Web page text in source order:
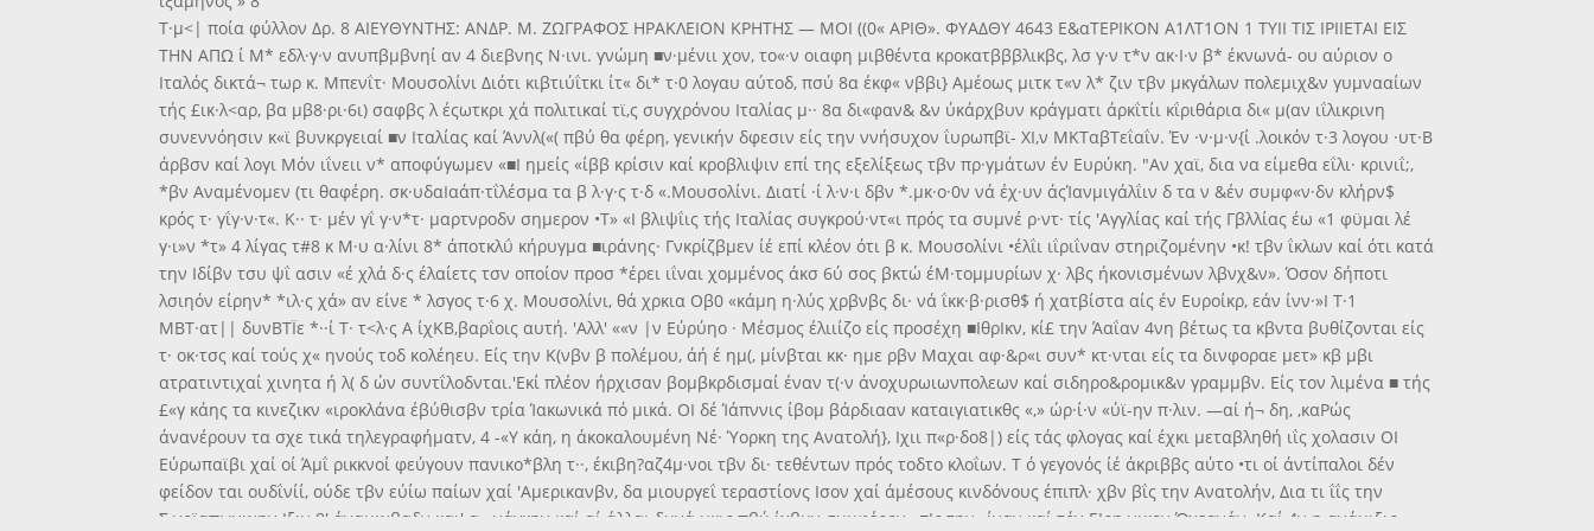
Τ·μ<| ποία φύλλον Δρ. 8 ΑΙΕΥΘΥΝΤΗΣ: ΑΝΔΡ. Μ. ΖΩΓΡΑΦΟΣ ΗΡΑΚΛΕΙΟΝ ΚΡΗΤΗΣ — ΜΟΙ ((0« ΑΡΙΘ». ΦΥΑΔΘΥ 4643 Ε&αΤΕΡΙΚΟΝ Α1ΛΤ1ΟΝ 1 ΤΥΙΙ ΤΙΣ ΙΡΙΙΕΤΑΙ ΕΙΣ
ΤΗΝ ΑΠΩ ί Μ* εδλ·γ·ν ανυπβμβνηί αν 4 διεβνης Ν·ινι. γνώμη ■ν·μένιι χον, το«·ν οιαφη μιβθέντα κροκατβββλικβς, λσ γ·ν τ*ν ακ·Ι·ν β* έκνωνά- ου αύριον ο
Ιταλός δικτά¬ τωρ κ. Μπενΐτ· Μουσολίνι Διότι κιβτιύΐτκι ίτ« δι* τ·0 λογαυ αύτοδ, πσύ 8α έκφ« νββι} Αμέοως μιτκ τ«ν λ* ζιν τβν μκγάλων πολεμιχ&ν γυμνααίων
τής £ικ·λ<αρ, βα μβ8·ρι·6ι) σαφβς λ έςωτκρι χά πολιτικαί τϊ,ς συγχρόνου Ιταλίας μ·· 8α δι«φαν& &ν ύκάρχβυν κράγματι άρκΐτίι κΐριθάρια δι« μ(αν ιΐλικρινη
συνεννόησιν κ«ϊ βυνκργειαί ■ν Ιταλίας καί Άννλ(«( πβύ θα φέρη, γενικήν δφεσιν είς την ννήσυχον ΐυρωπβϊ- ΧΙ,ν ΜΚΤαβΤεΐαΐν. Έν ·ν·μ·ν{ί .λοικόν τ·3 λογου ·υτ·Β
άρβσν καί λογι Μόν ιΐνειι ν* αποφύγωμεν «■Ι ημείς «ίββ κρίσιν καί κροβλιψιν επί της εξελίξεως τβν πρ·γμάτων έν Ευρύκη. "Αν χαϊ, δια να είμεθα εΐλι· κρινιΐ;,
*βν Αναμένομεν (τι θαφέρη. σκ·υδαΙαάπ·τΐλέσμα τα β λ·γ·ς τ·δ «.Μουσολίνι. Διατί ·ί λ·ν·ι δβν *.μκ·ο·0ν νά έχ·υν άςΊανμιγάλΐιν δ τα ν &έν συμφ«ν·δν κλήρν$
κρός τ· γΐγ·ν·τ«. Κ·· τ· μέν γΐ γ·ν*τ· μαρτνροδν σημερον •Τ» «Ι βλιψΐις τής Ιταλίας συγκρού·ντ«ι πρός τα συμνέ ρ·ντ· τίς 'Αγγλίας καί τής Γβλλίας έω «1 φϋμαι λέ
γ·ι»ν *τ» 4 λίγας τ#8 κ Μ·υ α·λίνι 8* άποτκλΰ κήρυγμα ■ιράνης· Γνκρίζβμεν ίέ επί κλέον ότι β κ. Μουσολίνι •έλΐι ιΐριΐναν στηριζομένην •κ! τβν ΐκλων καί ότι κατά
την Ιδίβν τσυ ψΐ ασιν «έ χλά δ·ς έλαίετς τσν οποίον προσ *έρει ιΐναι χομμένος άκσ 6ύ σος βκτώ έΜ·τομμυρίων χ· λβς ήκονισμένων λβνχ&ν». Όσον δήποτι
λσιηόν είρην* *ιλ·ς χά» αν είνε * λσγος τ·6 χ. Μουσολίνι, θά χρκια Οβ0 «κάμη η·λύς χρβνβς δι· νά ΐκκ·β·ρισθ$ ή χατβίστα αίς έν Ευροίκρ, εάν ίνν·»Ι Τ·1
ΜΒΤ·ατ|| δυνΒΤΪε *··ί Τ· τ<λ·ς Α ίχΚΒ,βαρΐοις αυτή. 'Αλλ' ««ν |ν Εύρύηο · Μέσμος έλιιίζο είς προσέχη ■ΙθρΙκν, κί£ την Άαΐαν 4νη βέτως τα κβντα βυθίζονται είς
τ· οκ·τσς καί τούς χ« ηνούς τοδ κολέηευ. Είς την Κ(νβν β πολέμου, άή έ ημ(, μίνβται κκ· ημε ρβν Μαχαι αφ·&ρ«ι συν* κτ·νται είς τα δινφοραε μετ» κβ μβι
ατρατιντιχαί χινητα ή λ( δ ών συντΐλοδνται.'Εκί πλέον ήρχισαν βομβκρδισμαί έναν τ(·ν άνοχυρωιωνπολεων καί σιδηρο&ρομικ&ν γραμμβν. Είς τον λιμένα ■ τής
£«γ κάης τα κινεζικν «ιροκλάνα έβύθισβν τρία Ίακωνικά πό μικά. ΟΙ δέ Ίάπννις ίβομ βάρδιααν καταιγιατικθς «,» ώρ·ί·ν «ύϊ-ην π·λιν. —αί ή¬ δη, ,καΡώς
άνανέρουν τα σχε τικά τηλεγραφήματν, 4 -«Υ κάη, η άκοκαλουμένη Νέ· Ύορκη της Ανατολή}, Ιχιι π«ρ·δο8|) είς τάς φλογας καί έχκι μεταβληθή ιΐς χολασιν ΟΙ
Εύρωπαϊβι χαί οί Άμΐ ρικκνοί φεύγουν πανικο*βλη τ··, έκιβη?αζ4μ·νοι τβν δι· τεθέντων πρός τοδτο κλοΐων. Τ ό γεγονός ίέ άκριββς αύτο •τι οί άντίπαλοι δέν
φείδον ται ουδΐνίί, ούδε τβν εύίω παίων χαί 'Αμερικανβν, δα μιουργεΐ τεραστίονς Ισον χαί άμέσους κινδόνους έπιπλ· χβν βΐς την Ανατολήν, Δια τι ΐΐς την
Σ.νοϊαπωνιχην Ιξιν 8' άναμιχβαδν και' α¬ νάγκην καί αί άλλαι δυνά μκις πβύ·ίχβυν συμφέρον» ■Ις την _ίναν καί τόν ΕΙρη νικον Ώχεανάν. Καί 4ν η ανάμιξις